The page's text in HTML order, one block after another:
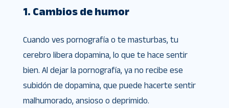
1. Cambios de humor
Cuando ves pornografía o te masturbas, tu
cerebro libera dopamina, lo que te hace sentir
bien. Al dejar la pornografía, ya no recibe ese
subidón de dopamina, que puede hacerte sentir
malhumorado, ansioso o deprimido.